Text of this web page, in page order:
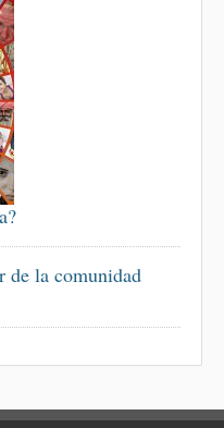
de la comunidad